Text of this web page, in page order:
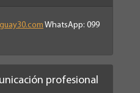
WhatsApp: 099
profesional